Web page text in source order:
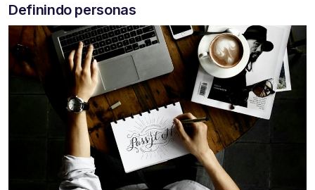
Definindo personas